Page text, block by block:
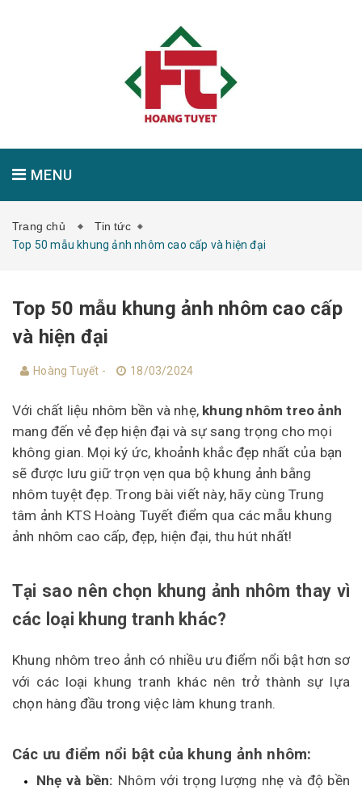
MENU
GIỚI THIỆU SẢN PHẨM TIN TỨC
LIÊN HỆ
Trang chủ
Tin tức
Top 50 mẫu khung ảnh nhôm cao cấp và hiện đại
Top 50 mẫu khung ảnh nhôm cao cấp
và hiện đại
Hoàng Tuyết - 18/03/2024
Với chất liệu nhôm bền và nhẹ, khung nhôm treo ảnh
mang đến vẻ đẹp hiện đại và sự sang trọng cho mọi
không gian. Mọi ký ức, khoảnh khắc đẹp nhất của bạn
sẽ được lưu giữ trọn vẹn qua bộ khung ảnh bằng
nhôm tuyệt đẹp. Trong bài viết này, hãy cùng Trung
tâm ảnh KTS Hoàng Tuyết điểm qua các mẫu khung
ảnh nhôm cao cấp, đẹp, hiện đại, thu hút nhất!
Tại sao nên chọn khung ảnh nhôm thay vì
các loại khung tranh khác?
Khung nhôm treo ảnh có nhiều ưu điểm nổi bật hơn sơ
với các loại khung tranh khác nên trở thành sự lựa
chọn hàng đầu trong việc làm khung tranh.
Các ưu điểm nổi bật của khung ảnh nhôm:
Nhẹ và bền: Nhôm với trọng lượng nhẹ và độ bền